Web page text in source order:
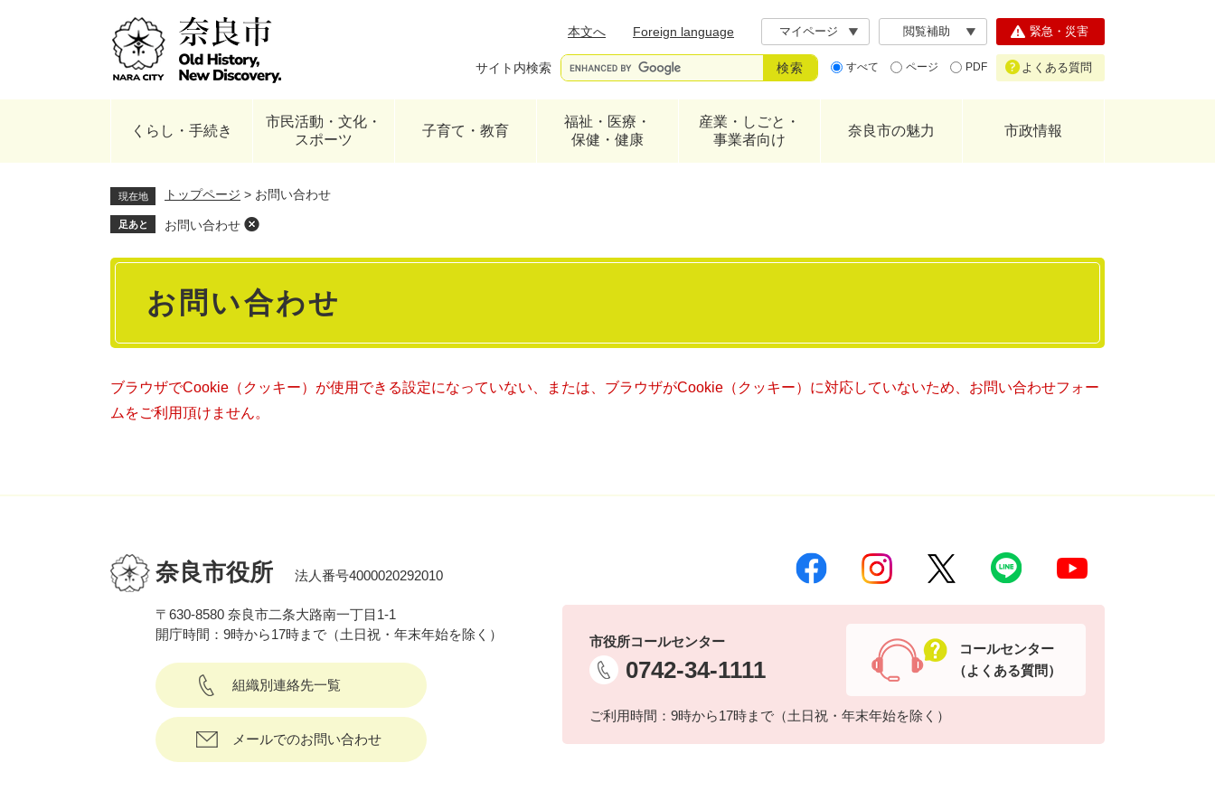
本文へ
Foreign language マイページ 閲覧補助
サイト内検索 すべて ページ PDF
緊急・災害
よくある質問
くらし・手続き
市民活動・文化・
スポーツ
子育て・教育
福祉・医療・
保健・健康
産業・しごと・
事業者向け
奈良市の魅力 市政情報
現在地 トップページ > お問い合わせ
足あと お問い合わせ
本
お問い合わせ
ブラウザでCookie（クッキー）が使用できる設定になっていない、または、ブラウザがCookie（クッキー）に対応していないため、お問い合わせフォー
ムをご利用頂けません。
奈良市役所 法人番号4000020292010
〒630-8580 奈良市二条大路南一丁目1-1
開庁時間：9時から17時まで（土日祝・年末年始を除く）
組織別連絡先一覧
メールでのお問い合わせ
市役所コールセンター
0742-34-1111
ご利用時間：9時から17時まで（土日祝・年末年始を除く）
コールセンター
（よくある質問）